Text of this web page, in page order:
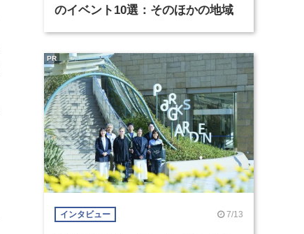
のイベント10選：そのほかの地域
インタビュー 7/13
PR